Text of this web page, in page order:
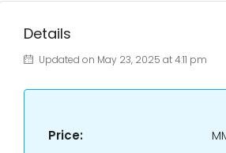
Details
Updated on May 23, 2025 at 4:11 pm
Price: